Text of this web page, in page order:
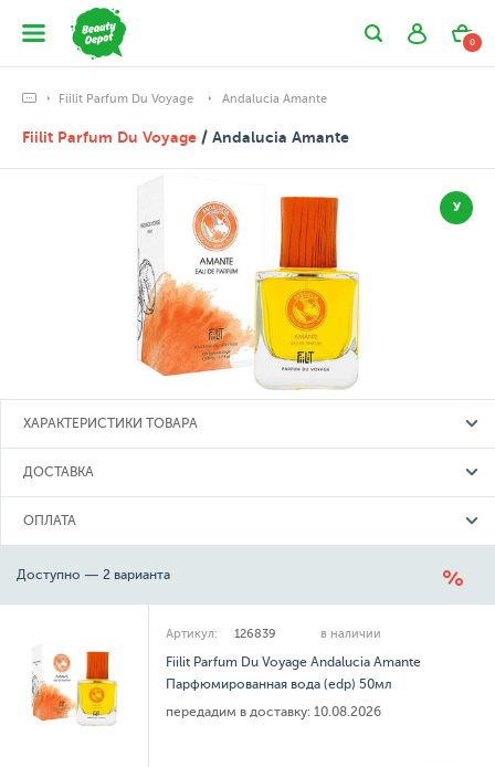
0
Fiilit Parfum Du Voyage Andalucia Amante
Fiilit Parfum Du Voyage / Andalucia Amante
У
ХАРАКТЕРИСТИКИ ТОВАРА
ДОСТАВКА
ОПЛАТА
Доступно — 2 варианта
Артикул: 126839 в наличии
Fiilit Parfum Du Voyage Andalucia Amante
Парфюмированная вода (edp) 50мл
передадим в доставку: 10.08.2026